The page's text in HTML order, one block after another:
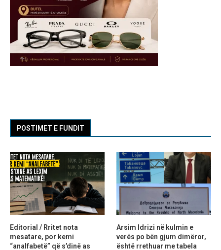
POSTIMET E FUNDIT
Editorial / Rritet nota
mesatare, por kemi
“analfabetë” që s’dinë as
Arsim Idrizi në kulmin e
verës po bën gjum dimëror,
është rrethuar me tabela